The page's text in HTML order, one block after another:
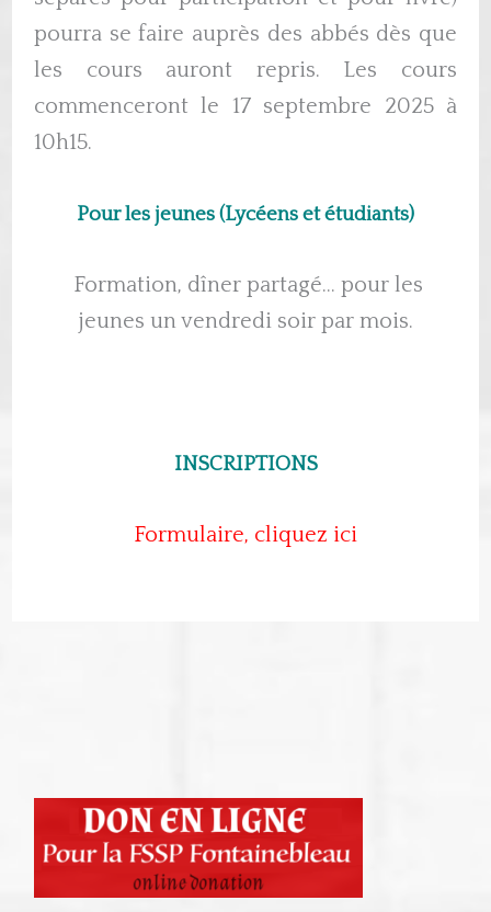
pourra se faire auprès des abbés dès que
les cours auront repris. Les cours
commenceront le 17 septembre 2025 à
10h15.
Pour les jeunes (Lycéens et étudiants)
Formation, dîner partagé… pour les
jeunes un vendredi soir par mois.
INSCRIPTIONS
Formulaire, cliquez ici